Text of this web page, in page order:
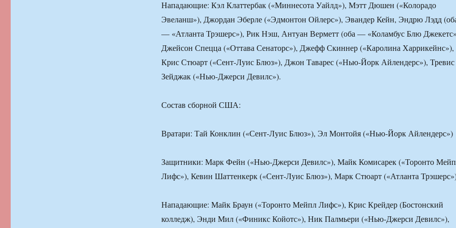
Нападающие: Кэл Клаттербак («Миннесота Уайлд»), Мэтт Дюшен («Колорадо
Эвеланш»), Джордан Эберле («Эдмонтон Ойлерс»), Эвандер Кейн, Эндрю Лэдд
— «Атланта Трэшерс»), Рик Нэш, Антуан Верметт (оба — «Коламбус Блю
Джейсон Спецца («Оттава Сенаторс»), Джефф Скиннер («Каролина Харрикейнс»),
Крис Стюарт («Сент-Луис Блюз»), Джон Таварес («Нью-Йорк Айлендерс»), Тревис
Зейджак («Нью-Джерси Девилс»).
Состав сборной США:
Вратари: Тай Конклин («Сент-Луис Блюз»), Эл Монтойя («Нью-Йорк Айлендерс»)
Защитники: Марк Фейн («Нью-Джерси Девилс»), Майк Комисарек («Торонто
Лифс»), Кевин Шаттенкерк («Сент-Луис Блюз»), Марк Стюарт («Атланта
Нападающие: Майк Браун («Торонто Мейпл Лифс»), Крис Крейдер (Бостонский
колледж), Энди Мил («Финикс Койотс»), Ник Палмьери («Нью-Джерси Девилс»),